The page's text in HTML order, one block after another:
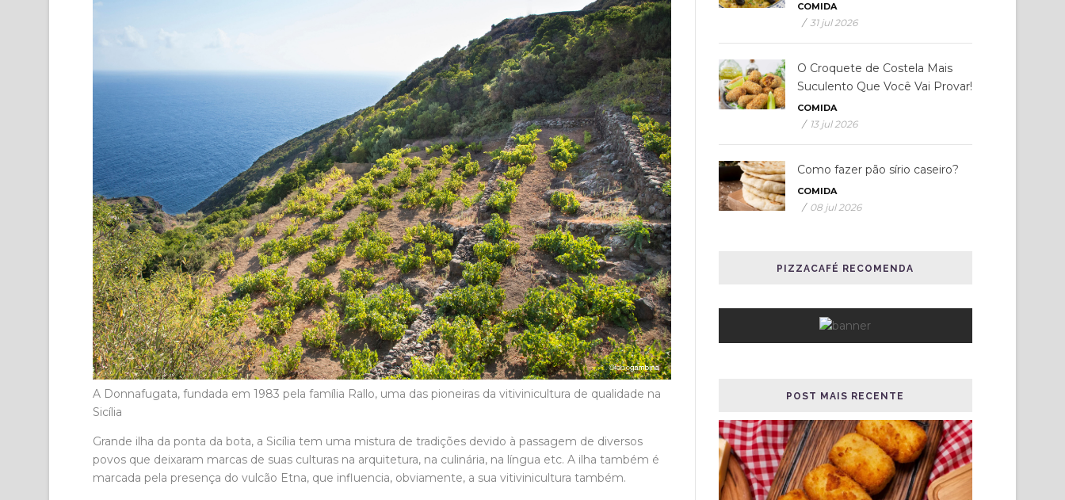
A Donnafugata, fundada em 1983 pela família Rallo, uma das pioneiras da vitivinicultura de qualidade na
Sicília
Grande ilha da ponta da bota, a Sicília tem uma mistura de tradições devido à passagem de diversos
povos que deixaram marcas de suas culturas na arquitetura, na culinária, na língua etc. A ilha também é
marcada pela presença do vulcão Etna, que influencia, obviamente, a sua vitivinicultura também.
COMIDA
/ 31 jul 2026
O Croquete de Costela Mais
Suculento Que Você Vai Provar!
COMIDA
/ 13 jul 2026
Como fazer pão sírio caseiro?
COMIDA
/ 08 jul 2026
PIZZACAFÉ RECOMENDA
POST MAIS RECENTE